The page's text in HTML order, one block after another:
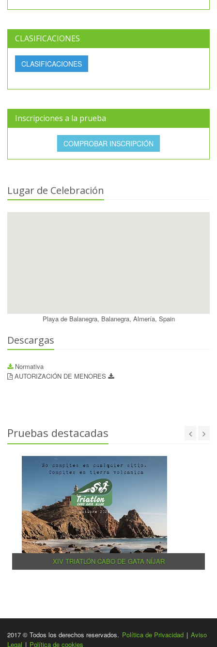
CLASIFICACIONES
CLASIFICACIONES
Inscripciones a la prueba
COMPROBAR INSCRIPCIÓN
Lugar de Celebración
Playa de Balanegra, Balanegra, Almería, Spain
Descargas
Normativa
AUTORIZACIÓN DE MENORES
Pruebas destacadas
XIV TRIATLÓN CABO DE GATA NÍJAR
2017 © Todos los derechos reservados. Política de Privacidad | Aviso
Legal | Política de cookies